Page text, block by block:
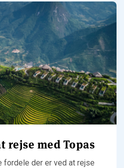
rejse med Topas
der er ved at rejse